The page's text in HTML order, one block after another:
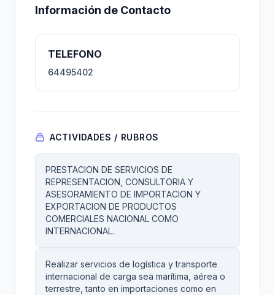
Información de Contacto
TELEFONO
64495402
ACTIVIDADES / RUBROS
PRESTACION DE SERVICIOS DE
REPRESENTACION, CONSULTORIA Y
ASESORAMIENTO DE IMPORTACION Y
EXPORTACION DE PRODUCTOS
COMERCIALES NACIONAL COMO
INTERNACIONAL.
Realizar servicios de logística y transporte
internacional de carga sea marítima, aérea o
terrestre, tanto en importaciones como en